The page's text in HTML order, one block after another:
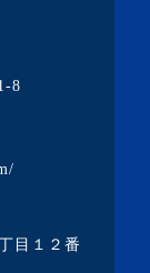
8
目１２番